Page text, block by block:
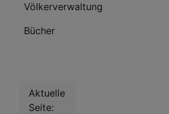
Völkerverwaltung
Bücher
Aktuelle
Seite: